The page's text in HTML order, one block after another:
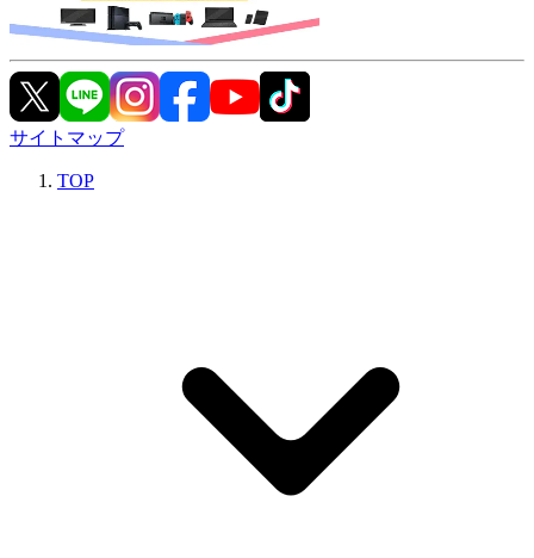
サイトマップ
TOP